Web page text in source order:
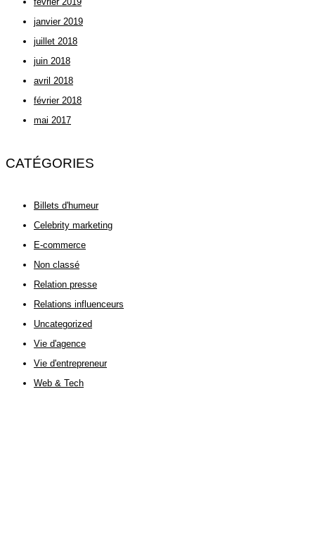
janvier 2019
juillet 2018
juin 2018
avril 2018
février 2018
mai 2017
CATÉGORIES
Billets d'humeur
Celebrity marketing
E-commerce
Non classé
Relation presse
Relations influenceurs
Uncategorized
Vie d'agence
Vie d'entrepreneur
Web & Tech